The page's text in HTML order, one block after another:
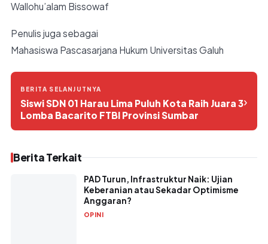
Wallohu’alam Bissowaf
Penulis juga sebagai
Mahasiswa Pascasarjana Hukum Universitas Galuh
BERITA SELANJUTNYA
Siswi SDN 01 Harau Lima Puluh Kota Raih Juara 3
Lomba Bacarito FTBI Provinsi Sumbar
›
Berita Terkait
PAD Turun, Infrastruktur Naik: Ujian
Keberanian atau Sekadar Optimisme
Anggaran?
OPINI